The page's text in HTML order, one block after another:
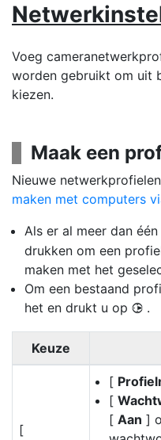
Voeg
worden gebruikt om uit
kiezen.
Maak een
Nieuwe
maken met computers
Als er al meer dan
drukken om een
maken met het
Om een bestaand
het en drukt u op 2 .
Keuze
[
[
[
[ Aan ]